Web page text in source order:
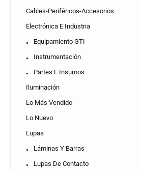
Cables-Periféricos-Accesorios
Electrónica E Industria
Equipamiento GTI
Instrumentación
Partes E Insumos
Iluminación
Lo Más Vendido
Lo Nuevo
Lupas
Láminas Y Barras
Lupas De Contacto